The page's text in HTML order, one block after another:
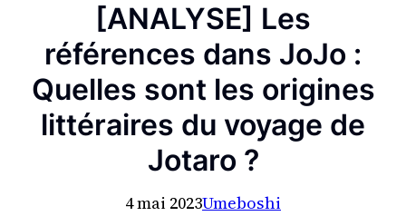
[ANALYSE] Les
références dans JoJo :
Quelles sont les origines
littéraires du voyage de
Jotaro ?
4 mai 2023Umeboshi